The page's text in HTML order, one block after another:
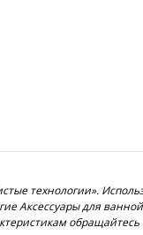
технологии».
Аксессуары для